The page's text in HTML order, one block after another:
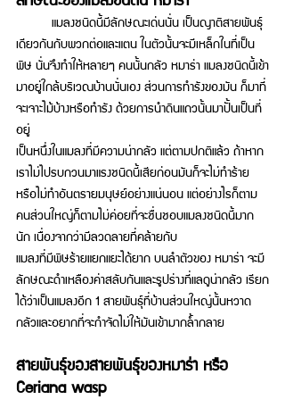
เดียวกันกับพวกต่อและแตน ในตัวนั้นจะมีเหล็กในที่เป็น
พิษ นั่นจึงทำให้หลายๆ คนนั้นกลัว หมาร่า แมลงชนิดนี้เข้า
มาอยู่ใกล้บริเวณบ้านนั่นเอง ส่วนการทำรังของมัน ก็มาที่
จะเจาะไม้บ้างหรือทำรัง ด้วยการนำดินแถวนั้นมาปั้นเป็นที่
อยู่
เป็นหนึ่งในแมลงที่มีความน่ากลัว แต่ตามปกติแล้ว ถ้าหาก
เราไม่ไปรบกวนมาแรงชนิดนี้เสียก่อนมันก็จะไม่ทำร้าย
หรือไม่ทำอันตรายมนุษย์อย่างแน่นอน แต่อย่างไรก็ตาม
คนส่วนใหญ่ก็ตามไม่ค่อยที่จะชื่นชอบแมลงชนิดนี้มาก
นัก เนื่องจากว่ามีลวดลายที่คล้ายกับ
แมลงที่มีพิษร้ายแยกแยะได้ยาก บนลำตัวของ หมาร่า จะมี
ลักษณะดำเหลืองค่าสลับกันและรูปร่างที่แลดูน่ากลัว เรียก
ได้ว่าเป็นแมลงอีก 1 สายพันธุ์ที่บ้านส่วนใหญ่นั้นหวาด
กลัวและอยากที่จะกำจัดไม่ให้มันเข้ามากล้ำกลาย
สายพันธุ์ของสายพันธุ์ของหมาร่า หรือ
Ceriana wasp